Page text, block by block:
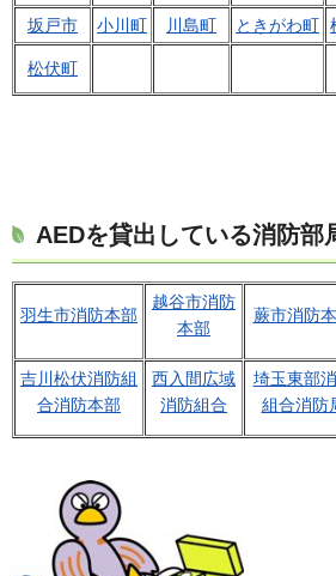
坂戸市 小川町 川島町 ときがわ町
松伏町
AEDを貸出している消防部
羽生市消防本部
越谷市消防
本部
蕨市消防
吉川松伏消防組
合消防本部
西入間広域
消防組合
埼玉東部
組合消防